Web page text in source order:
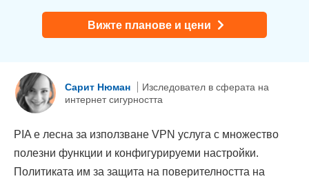
Вижте планове и цени
Сарит Нюман
Изследовател в сферата на
интернет сигурността
PIA е лесна за използване VPN услуга с множество
полезни функции и конфигурируеми настройки.
Политиката им за защита на поверителността на